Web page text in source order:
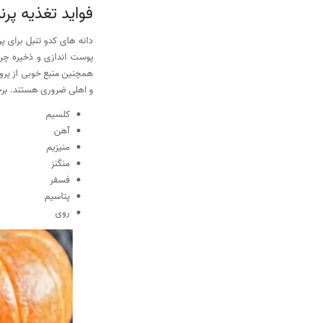
فواید تغذیه
دانه های کدو تنبل
پوست اندازی و ذخیره
همچنین منبع خوبی از
و اهلی ضروری هستند.
کلسیم
آهن
منیزیم
منگنز
فسفر
پتاسیم
روی